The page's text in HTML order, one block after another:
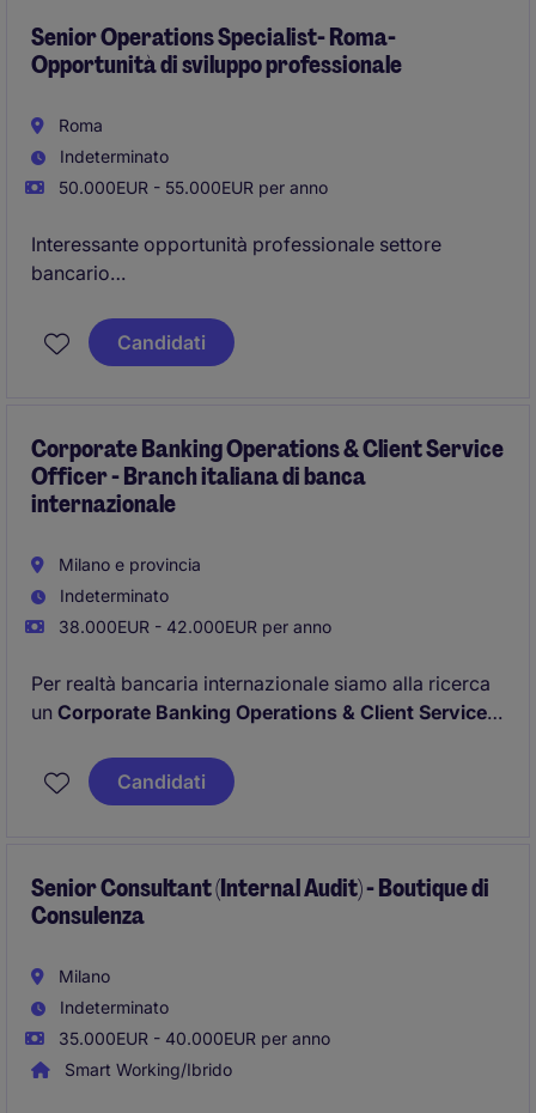
Senior Operations Specialist- Roma-
Opportunità di sviluppo professionale
Roma
Indeterminato
50.000EUR - 55.000EUR per anno
Interessante opportunità professionale settore
bancario
Sede RomaCandidati
Corporate Banking Operations & Client Service
Officer - Branch italiana di banca
internazionale
Milano e provincia
Indeterminato
38.000EUR - 42.000EUR per anno
Per realtà bancaria internazionale siamo alla ricerca
un Corporate Banking Operations & Client Service
La risorsa entrerà a far parte della sede di Milano,
trasversale alle attività operative e di servizio alla
clientela corporate, con elevata visibilità e
Candidati
Senior Consultant (Internal Audit) - Boutique di
Consulenza
Milano
Indeterminato
35.000EUR - 40.000EUR per anno
Smart Working/Ibrido